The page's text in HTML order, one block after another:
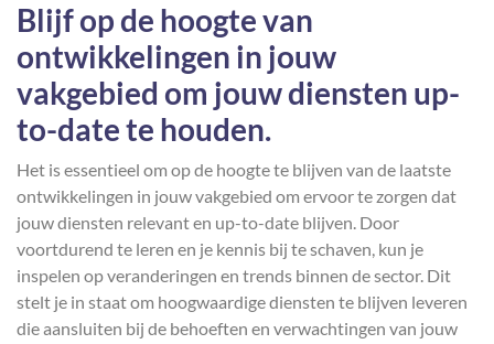
Blijf op de hoogte van
ontwikkelingen in jouw
vakgebied om jouw diensten up-
to-date te houden.
Het is essentieel om op de hoogte te blijven van de laatste
ontwikkelingen in jouw vakgebied om ervoor te zorgen dat
jouw diensten relevant en up-to-date blijven. Door
voortdurend te leren en je kennis bij te schaven, kun je
inspelen op veranderingen en trends binnen de sector. Dit
stelt je in staat om hoogwaardige diensten te blijven leveren
die aansluiten bij de behoeften en verwachtingen van jouw